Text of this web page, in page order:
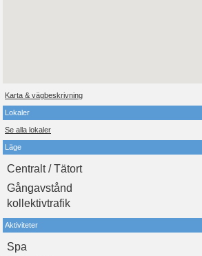
Karta & vägbeskrivning
Lokaler
Se alla lokaler
Läge
Centralt / Tätort
Gångavstånd
kollektivtrafik
Aktiviteter
Spa